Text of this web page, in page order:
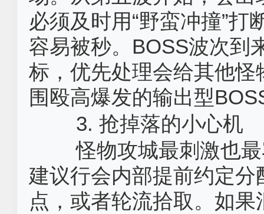
必须及时用“野蛮冲撞”
容易被秒。BOSS波次到
标，优先处理会给其他
围殴高爆发的输出型
3. 抢掉落的小心机
怪物攻城最刺激也
建议行会内部提前约定
点，或者轮流拾取。如